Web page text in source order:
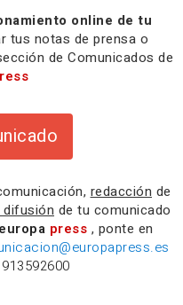
online de tu
tus notas de prensa o
de Comunicados de
redacción de
difusión de tu comunicado
europa press , ponte en
913592600